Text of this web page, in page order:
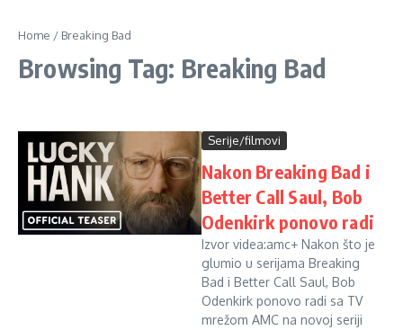
Home / Breaking Bad
Browsing Tag: Breaking Bad
Serije/filmovi
Nakon Breaking Bad i
Better Call Saul, Bob
Odenkirk ponovo radi
Izvor videa:amc+ Nakon što je
glumio u serijama Breaking
Bad i Better Call Saul, Bob
Odenkirk ponovo radi sa TV
mrežom AMC na novoj seriji